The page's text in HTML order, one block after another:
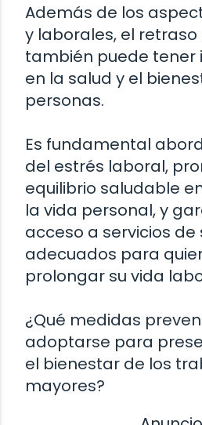
Además de los
y laborales, el
también puede tener
en la salud y el
personas.
Es fundamental
del estrés laboral,
equilibrio saludable
la vida personal, y
acceso a servicios de
adecuados para
prolongar su vida
¿Qué medidas
adoptarse para
el bienestar de los
mayores?